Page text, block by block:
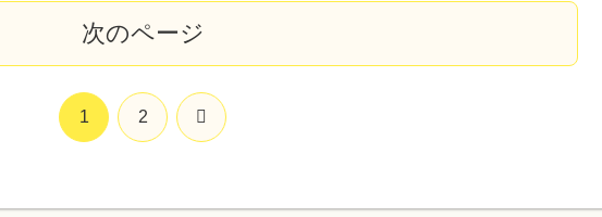
次のページ
1 2 次